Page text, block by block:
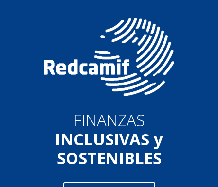
FINANZAS
INCLUSIVAS y
SOSTENIBLES